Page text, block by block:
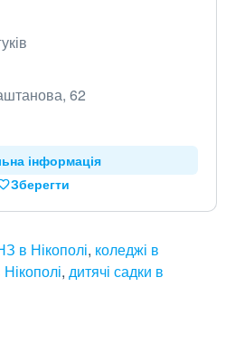
62
інформація
Зберегти
в Нікополі, коледжі в
, дитячі садки в